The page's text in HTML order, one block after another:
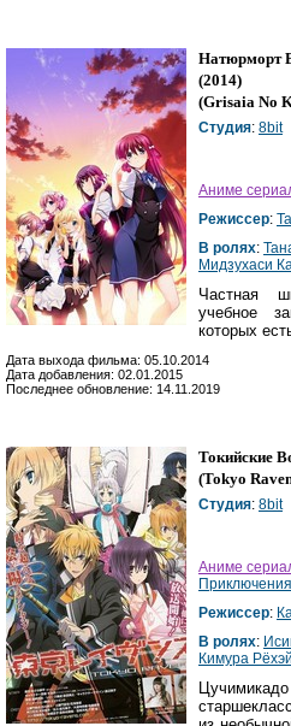
Натюрморт
(2014)
(Grisaia No
Студия: 8bit
Аниме
Режиссер:
В ролях:
Мидзухаси
Частная
учебное
которых
Дата выхода фильма: 05.10.2014
Дата добавления: 02.01.2015
Последнее обновление: 14.11.2019
Токийские
(Tokyo
Студия: 8bit
Аниме
Приключения
Режиссер:
В ролях:
Кимура Рёхэй